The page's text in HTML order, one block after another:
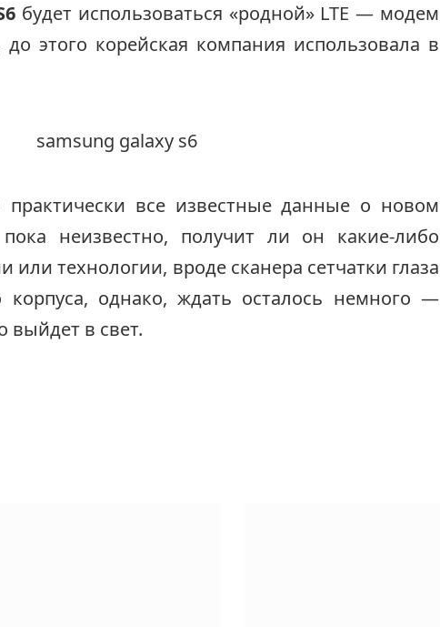
будет использоваться «родной» LTE — модем
до этого корейская компания использовала в
все известные данные о новом
неизвестно, получит ли он какие-либо
технологии, вроде сканера сетчатки глаза
однако, ждать осталось немного —
выйдет в свет.